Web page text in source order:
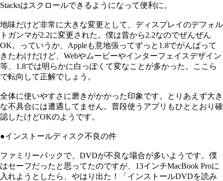
Stacksはスクロールできるようになって便利に。
地味だけど非常に大きな変更として、ディスプレイのデフォル
トガンマが2.2に変更された。僕は昔から2.2なのでぜんぜん
OK。っていうか、Appleも意地張ってずっと1.8でがんばって
きたわけだけど、Webやムービーやインターフェイスデザイン
等、1.8では明らかに白っぽくて変なことが多かった。ここら
で転向して正解でしょう。
全体に使いやすさに磨きがかかった印象です。とりあえず大き
な不具合には遭遇してません。普段使うアプリもひととおり確
認したけどOKのようです。
●インストールディスク不良の件
ファミリーパックで、DVDが不良な場合が多いようです。僕
はセーフだったと思ってたのですが、13インチMacBook Proに
入れようとしたら、やはり出た！「インストールDVDを読み